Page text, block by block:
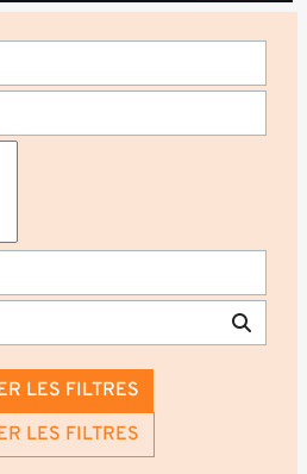
LES FILTRES
EFFACER LES FILTRES